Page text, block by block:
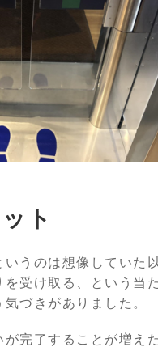
ト
うのは想像していた
受け取る、という当
づきがありました。
完了することが増え